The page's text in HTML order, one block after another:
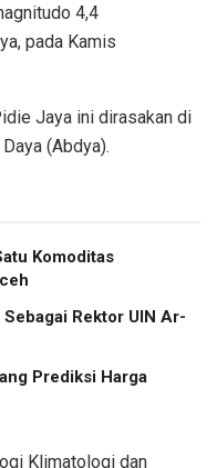
4,4
pada Kamis
Jaya ini dirasakan di
(Abdya).
Komoditas
Rektor UIN Ar-
Prediksi Harga
Klimatologi dan